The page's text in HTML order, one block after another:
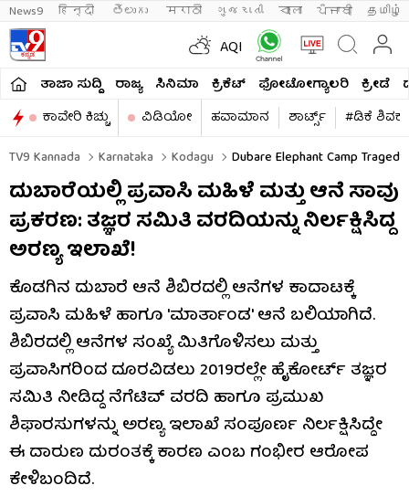
News9 हिन्दी తెలుగు मराठी ગુજરાતી বাংলা ਪੰਜਾਬੀ தமிழ்
AQI
ತಾಜಾ ಸುದ್ದಿ ರಾಜ್ಯ ಸಿನಿಮಾ ಕ್ರಿಕೆಟ್​ ಫೋಟೋಗ್ಯಾಲರಿ ಕ್ರೀಡೆ
ಕಾವೇರಿ ಕಿಚ್ಚು
ವಿಡಿಯೋ ಹವಾಮಾನ ಶಾರ್ಟ್ಸ್​
#ಡಿಕೆ
TV9 Kannada
Karnataka Kodagu Dubare Elephant Camp
ದುಬಾರೆಯಲ್ಲಿ ಪ್ರವಾಸಿ ಮಹಿಳೆ ಮತ್ತು ಆನೆ ಸಾವು
ಪ್ರಕರಣ: ತಜ್ಞರ ಸಮಿತಿ ವರದಿಯನ್ನು ನಿರ್ಲಕ್ಷಿಸಿದ್ದ
ಅರಣ್ಯ ಇಲಾಖೆ!
ಕೊಡಗಿನ ದುಬಾರೆ ಆನೆ ಶಿಬಿರದಲ್ಲಿ ಆನೆಗಳ ಕಾದಾಟಕ್ಕೆ
ಪ್ರವಾಸಿ ಮಹಿಳೆ ಹಾಗೂ 'ಮಾರ್ತಾಂಡ' ಆನೆ ಬಲಿಯಾಗಿದೆ.
ಶಿಬಿರದಲ್ಲಿ ಆನೆಗಳ ಸಂಖ್ಯೆ ಮಿತಿಗೊಳಿಸಲು ಮತ್ತು
ಪ್ರವಾಸಿಗರಿಂದ ದೂರವಿಡಲು 2019ರಲ್ಲೇ ಹೈಕೋರ್ಟ್ ತಜ್ಞರ
ಸಮಿತಿ ನೀಡಿದ್ದ ನೆಗೆಟಿವ್ ವರದಿ ಹಾಗೂ ಪ್ರಮುಖ
ಶಿಫಾರಸುಗಳನ್ನು ಅರಣ್ಯ ಇಲಾಖೆ ಸಂಪೂರ್ಣ ನಿರ್ಲಕ್ಷಿಸಿದ್ದೇ
ಈ ದಾರುಣ ದುರಂತಕ್ಕೆ ಕಾರಣ ಎಂಬ ಗಂಭೀರ ಆರೋಪ
ಕೇಳಿಬಂದಿದೆ.